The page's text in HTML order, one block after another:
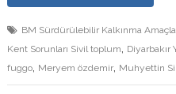
BM Sürdürülebilir Kalkınma
Kent Sorunları Sivil toplum, Diyarbakır
fuggo, Meryem özdemir, Muhyettin